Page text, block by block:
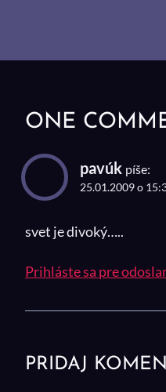
ONE
pavúk píše:
25.01.2009 o
svet je divoký…..
Prihláste sa pre
PRIDAJ